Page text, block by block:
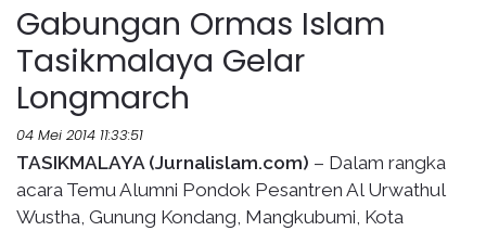
Gabungan Ormas Islam
Tasikmalaya Gelar
Longmarch
04 Mei 2014 11:33:51
TASIKMALAYA (Jurnalislam.com) – Dalam rangka
acara Temu Alumni Pondok Pesantren Al Urwathul
Wustha, Gunung Kondang, Mangkubumi, Kota